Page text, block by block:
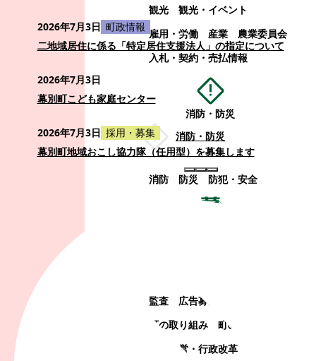
観光
観光・イベント
雇用・労働
産業
農業委員会
入札・契約・売払情報
消防・防災
消防・防災
消防 防災 防犯・安全
監査 広告募集
町の取り組み
町の概要
町政運営・行政改革
2026年7月3日 町政情報
二地域居住に係る「特定居住支援法人」の指定について
2026年7月3日
幕別町こども家庭センター
2026年7月3日 採用・募集
幕別町地域おこし協力隊（任用型）を募集します